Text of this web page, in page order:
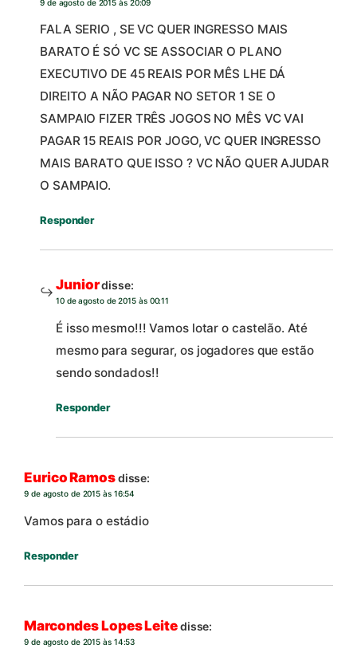
9 de agosto de 2015 às 20:09
FALA SERIO , SE VC QUER INGRESSO MAIS
BARATO É SÓ VC SE ASSOCIAR O PLANO
EXECUTIVO DE 45 REAIS POR MÊS LHE DÁ
DIREITO A NÃO PAGAR NO SETOR 1 SE O
SAMPAIO FIZER TRÊS JOGOS NO MÊS VC VAI
PAGAR 15 REAIS POR JOGO, VC QUER INGRESSO
MAIS BARATO QUE ISSO ? VC NÃO QUER AJUDAR
O SAMPAIO.
Responder
Juniordisse:
10 de agosto de 2015 às 00:11
É isso mesmo!!! Vamos lotar o castelão. Até
mesmo para segurar, os jogadores que estão
sendo sondados!!
Responder
Eurico Ramosdisse:
9 de agosto de 2015 às 16:54
Vamos para o estádio
Responder
Marcondes Lopes Leitedisse:
9 de agosto de 2015 às 14:53